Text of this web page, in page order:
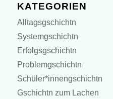
KATEGORIEN
Alltagsgschichtn
Systemgschichtn
Erfolgsgschichtn
Problemgschichtn
Schüler*innengschichtn
Gschichtn zum Lachen